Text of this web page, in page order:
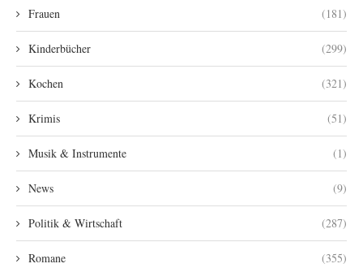
Frauen (181)
Kinderbücher (299)
Kochen (321)
Krimis (51)
Musik & Instrumente (1)
News (9)
Politik & Wirtschaft (287)
Romane (355)